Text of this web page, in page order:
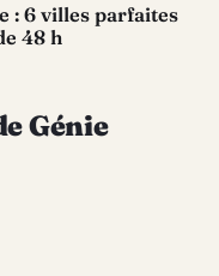
: 6 villes parfaites
48 h
Génie